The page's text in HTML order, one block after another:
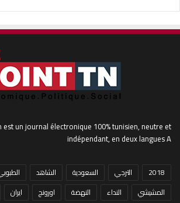
est un journal électronique 100% tunisien, neutre et
indépendant, en deux langues A
2018 الترجي السعودية الشاهد
المشيشي
النداء النهضة اورونج ايران